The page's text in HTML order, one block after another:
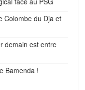
Colombe du Dja et
demain est entre
Bamenda !